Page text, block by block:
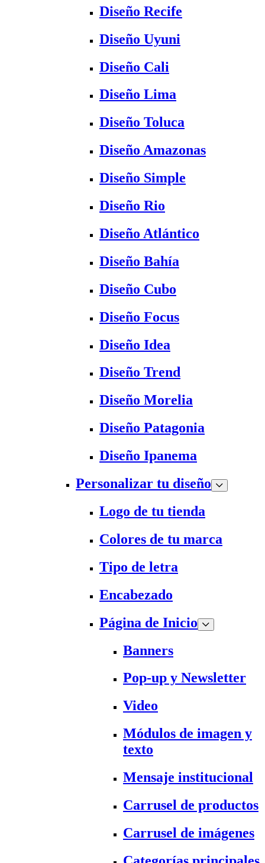
Diseño Recife
Diseño Uyuni
Diseño Cali
Diseño Lima
Diseño Toluca
Diseño Amazonas
Diseño Simple
Diseño Rio
Diseño Atlántico
Diseño Bahía
Diseño Cubo
Diseño Focus
Diseño Idea
Diseño Trend
Diseño Morelia
Diseño Patagonia
Diseño Ipanema
Personalizar tu diseño
Logo de tu tienda
Colores de tu marca
Tipo de letra
Encabezado
Página de Inicio
Banners
Pop-up y Newsletter
Video
Módulos de imagen y
texto
Mensaje institucional
Carrusel de productos
Carrusel de imágenes